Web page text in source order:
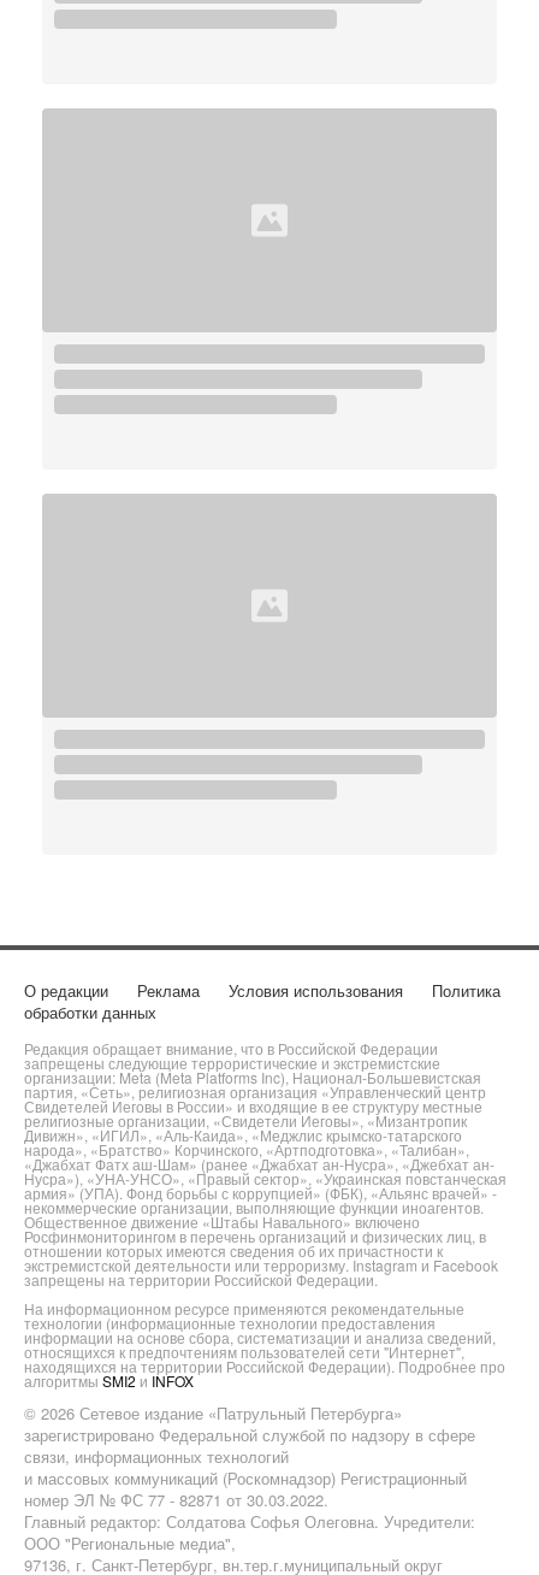
О редакции Реклама Условия использования
Политика
обработки данных
Редакция обращает внимание, что в Российской Федерации
запрещены следующие террористические и экстремистские
организации: Meta (Meta Platforms Inc), Национал-Большевистская
партия, «Сеть», религиозная организация «Управленческий центр
Свидетелей Иеговы в России» и входящие в ее структуру местные
религиозные организации, «Свидетели Иеговы», «Мизантропик
Дивижн», «ИГИЛ», «Аль-Каида», «Меджлис крымско-татарского
народа», «Братство» Корчинского, «Артподготовка», «Талибан»,
«Джабхат Фатх аш-Шам» (ранее «Джабхат ан-Нусра», «Джебхат ан-
Нусра»), «УНА-УНСО», «Правый сектор», «Украинская повстанческая
армия» (УПА). Фонд борьбы с коррупцией» (ФБК), «Альянс врачей» -
некоммерческие организации, выполняющие функции иноагентов.
Общественное движение «Штабы Навального» включено
Росфинмониторингом в перечень организаций и физических лиц, в
отношении которых имеются сведения об их причастности к
экстремистской деятельности или терроризму. Instagram и Facebook
запрещены на территории Российской Федерации.
На информационном ресурсе применяются рекомендательные
технологии (информационные технологии предоставления
информации на основе сбора, систематизации и анализа сведений,
относящихся к предпочтениям пользователей сети "Интернет",
находящихся на территории Российской Федерации). Подробнее про
алгоритмы SMI2 и INFOX
© 2026 Сетевое издание «Патрульный Петербурга»
зарегистрировано Федеральной службой по надзору в сфере
связи, информационных технологий
и массовых коммуникаций (Роскомнадзор) Регистрационный
номер ЭЛ № ФС 77 - 82871 от 30.03.2022.
Главный редактор: Солдатова Софья Олеговна. Учредители:
ООО "Региональные медиа",
97136, г. Санкт-Петербург, вн.тер.г.муниципальный округ